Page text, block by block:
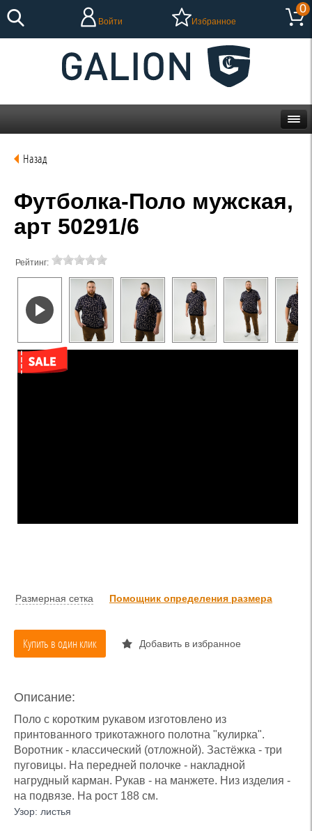
Войти Избранное
0
Назад
Футболка-Поло мужская,
арт 50291/6
Рейтинг:
Размерная сетка Помощник определения размера
Купить в один клик Добавить в избранное
Описание:
Поло с коротким рукавом изготовлено из
принтованного трикотажного полотна "кулирка".
Воротник - классический (отложной). Застёжка - три
пуговицы. На передней полочке - накладной
нагрудный карман. Рукав - на манжете. Низ изделия -
на подвязе. На рост 188 см.
Узор: листья